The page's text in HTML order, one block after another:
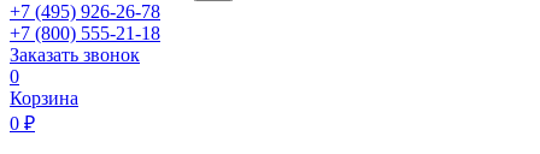
+7 (495) 926-26-78
+7 (800) 555-21-18
Заказать звонок
0
Корзина
0 ₽